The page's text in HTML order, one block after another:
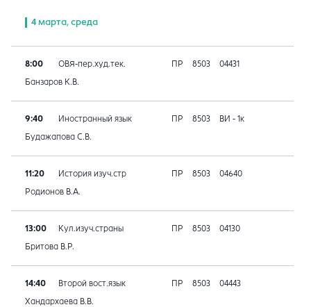
4 марта, среда
8:00 ОВЯ-пер.худ.тек. ПР 8503 04431
Банзаров К.В.
9:40 Иностранный язык ПР 8503 ВИ - 1к
Будажапова С.В.
11:20 История изуч.стр ПР 8503 04640
Родионов В.А.
13:00 Кул.изуч.страны ПР 8503 04130
Бритова В.Р.
14:40 Второй вост.язык ПР 8503 04443
Хандархаева В.В.